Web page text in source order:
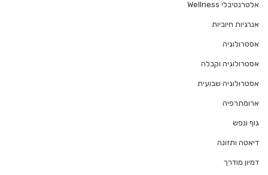
אלטרנטיבלי Wellness
אנרגיות חיוביות
אסטרולוגיה
אסטרולוגיה וקבלה
אסטרולוגיה שבועית
ארומתרפיה
גוף ונפש
דיאטה ותזונה
דמיון מודרך